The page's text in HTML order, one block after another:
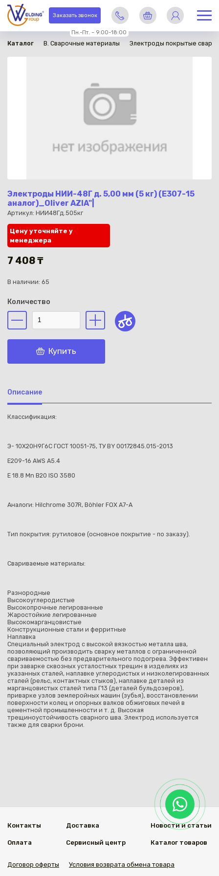
Заказать звонок
Пн.-Пт. – 9:00-18:00
Каталог B. Сварочные материалы Электроды покрытые
Электроды НИИ-48Г д. 5,00 мм (5 кг) (E307-15
аналог)_Oliver AZIA"|
Артикул: НИИ48Гд.505кг
в наличии
Цену уточняйте у
менеджера
7 408 ₸
В наличии: 65
Количество
Купить
Описание
Классификация:
Э- 10Х20Н9Г6С ГОСТ 10051-75, ТУ BY 00172845.015-2013
E209-16 AWS A5.4
Е 18.8 Mn B20 ISO 3580
Аналоги: Hilchrome 307R, Вöhler FOX A7-A
Тип покрытия: рутиловое (основное покрытие - по заказу).
Свариваемые материалы:
Разнородные
Высокоуглеродистые
Высокопрочные легированные
Жаростойкие легированные
Высокомарганцовистые
Конструкционные стали и ферритные
Наплавка
Специальный электрод с высокой вязкостью металла шва,
позволяющий производить сварку металлов с ограниченной
свариваемостью без предварительного подогрева. Эффективен
при заварке сквозных усталостных трещин в изделиях из
указанных сталей, наплавке углеродистых и низколегированных
сталей (рельс, контактных стыков), наплавке деталей из
марганцовистых сталей типа Г13 (деталей бульдозеров),
приварке узлов землеройных машин (зубья), восстановлении
поверхности колец и опорных валков обжиговых печей в
цементной промышленности и т. д. Высокая
трещиноустойчивость сварного шва. Электрод используется
также для сварки брони.
Контакты
Оплата
Доставка
Сервисный центр
Новости и статьи
Каталог товаров
Договор оферты Условия возврата обмена товара